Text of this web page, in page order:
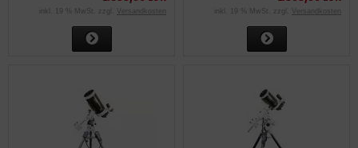
inkl. 19 % MwSt. zzgl. Versandkosten inkl. 19 % MwSt. zzgl. Versandkosten